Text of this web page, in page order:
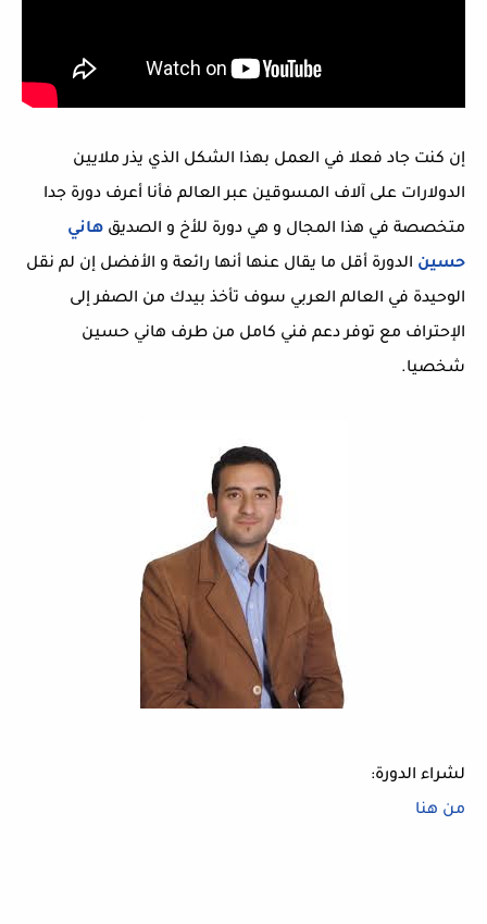
إن كنت جاد فعلا في العمل بهذا الشكل الذي يذر ملايين
الدولارات على آلاف المسوقين عبر العالم فأنا أعرف دورة جدا
متخصصة في هذا المجال و هي دورة للأخ و الصديق هاني
حسين الدورة أقل ما يقال عنها أنها رائعة و الأفضل إن لم نقل
الوحيدة في العالم العربي سوف تأخذ بيدك من الصفر إلى
الإحتراف مع توفر دعم فني كامل من طرف هاني حسين
شخصيا.
لشراء الدورة:
من هنا